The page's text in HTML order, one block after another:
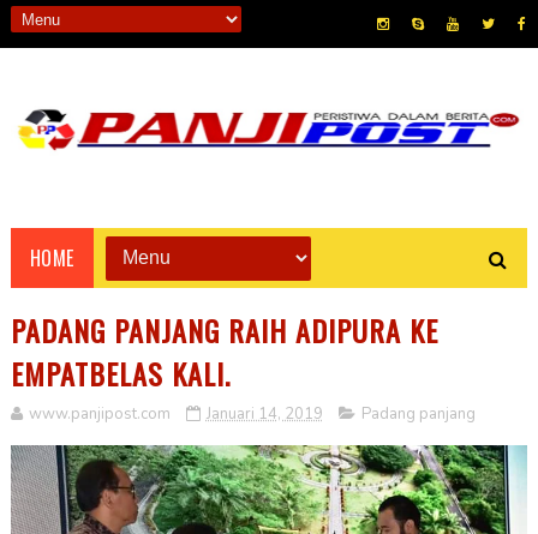
HOME
PADANG PANJANG RAIH ADIPURA KE
EMPATBELAS KALI.
www.panjipost.com Januari 14, 2019 Padang panjang